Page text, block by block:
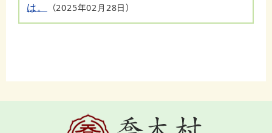
は。
2025年02月28日